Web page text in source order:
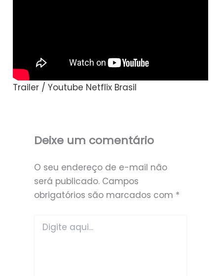
Trailer / Youtube Netflix Brasil
Deixe um comentário
O seu endereço de e-mail não
será publicado. Campos
obrigatórios são marcados com *
aqui...